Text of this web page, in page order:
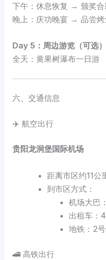
下午：休息恢复 → 颁奖合
晚上：庆功晚宴 → 品尝烤
Day 5：周边游览（可选）
全天：黄果树瀑布一日游
六、交通信息
✈️ 航空出行
贵阳龙洞堡国际机场
距离市区约11公
到市区方式：
机场大巴
出租车：
地铁：2
🚄 高铁出行